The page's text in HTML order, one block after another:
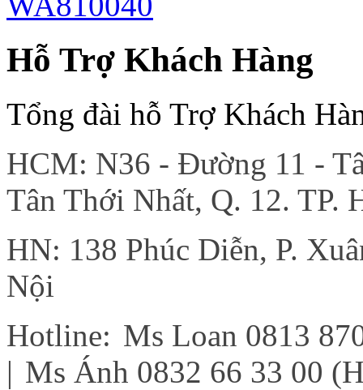
Hỗ Trợ Khách Hàng
Tổng đài hỗ Trợ Khách
HCM: N36 - Đường 11 -
Tân Thới Nhất, Q. 12. TP.
HN: 138 Phúc Diễn, P.
Nội
Hotline: Ms Loan 0813
| Ms Ánh 0832 66 33 00